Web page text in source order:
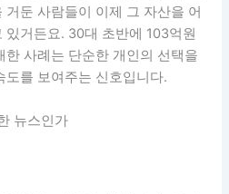
둔 사람들이 이제 그 자산을 어
있거든요. 30대 초반에 103억원
한 사례는 단순한 개인의 선택을
도를 보여주는 신호입니다.
뉴스인가